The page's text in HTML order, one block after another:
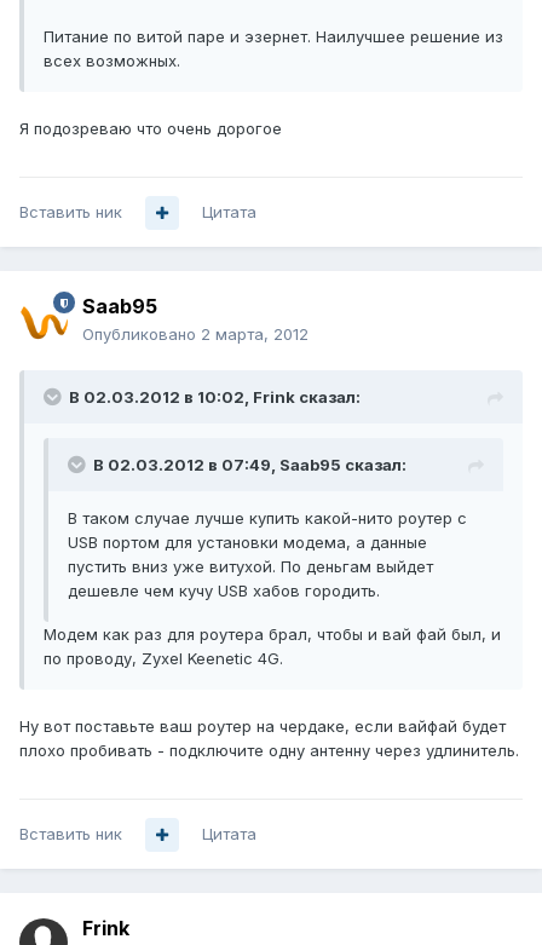
Питание по витой паре и эзернет. Наилучшее решение из
всех возможных.
Я подозреваю что очень дорогое
Вставить ник Цитата
Saab95
Опубликовано 2 марта, 2012
В 02.03.2012 в 10:02, Frink сказал:
В 02.03.2012 в 07:49, Saab95 сказал:
В таком случае лучше купить какой-нито роутер с
USB портом для установки модема, а данные
пустить вниз уже витухой. По деньгам выйдет
дешевле чем кучу USB хабов городить.
Модем как раз для роутера брал, чтобы и вай фай был, и
по проводу, Zyxel Keenetic 4G.
Ну вот поставьте ваш роутер на чердаке, если вайфай будет
плохо пробивать - подключите одну антенну через удлинитель.
Вставить ник Цитата
Frink